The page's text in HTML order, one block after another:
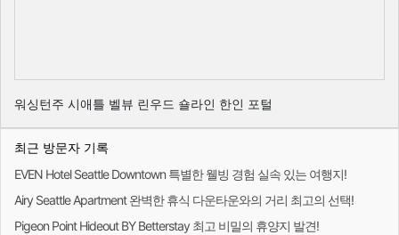
워싱턴주 시애틀 벨뷰 린우드 숄라인 한인 포털
최근 방문자 기록
EVEN Hotel Seattle Downtown 특별한 웰빙 경험 실속 있는 여행지!
Airy Seattle Apartment 완벽한 휴식 다운타운와의 거리 최고의 선택!
Pigeon Point Hideout BY Betterstay 최고 비밀의 휴양지 발견!